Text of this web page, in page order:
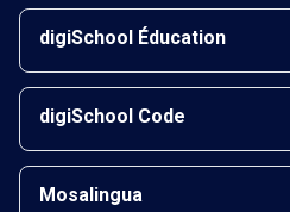
digiSchool Éducation
digiSchool Code
Mosalingua